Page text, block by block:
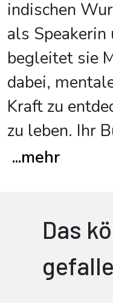
indischen
als
begleitet sie
dabei,
Kraft zu
zu leben. Ihr
...mehr
Das